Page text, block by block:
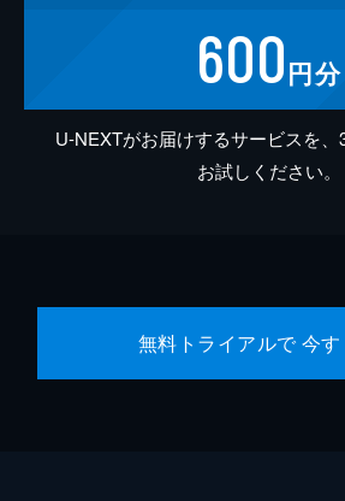
600円分
U-NEXTがお届けするサービスを、
お試しください。
無料トライアルで 今